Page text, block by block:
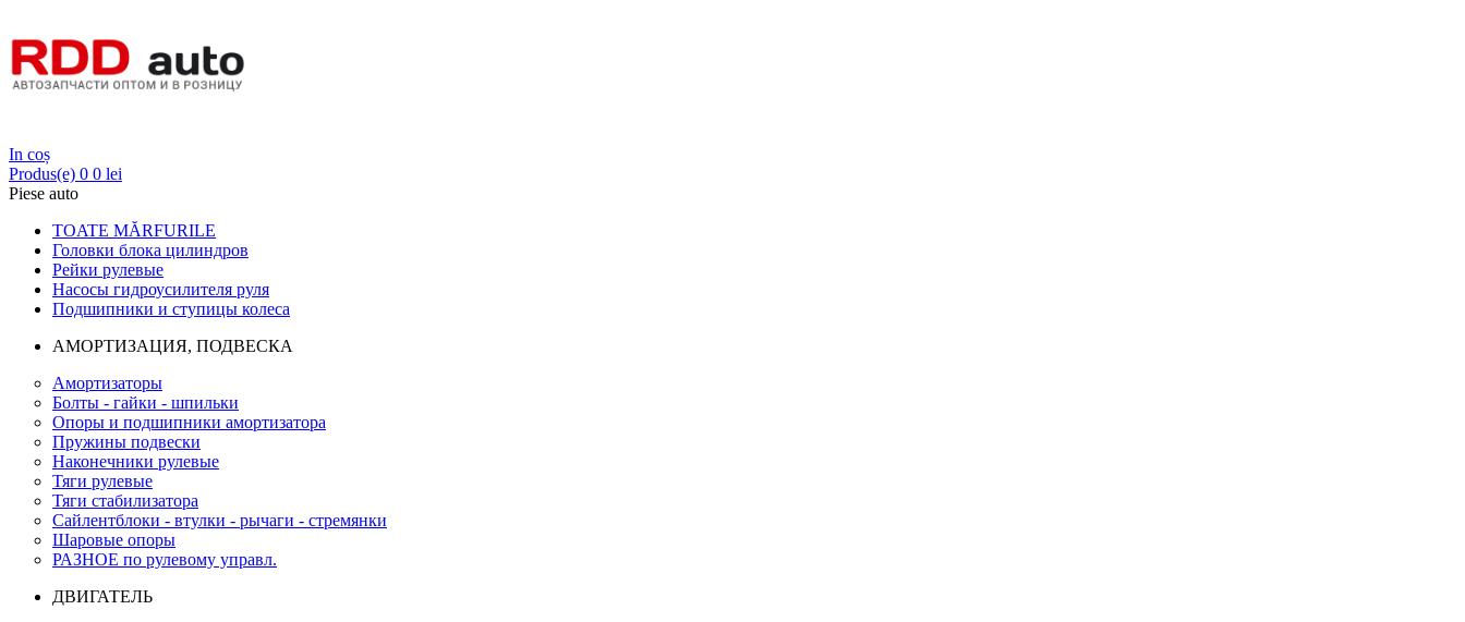
In coș
Produs(e) 0 0 lei
Piese auto
TOATE MĂRFURILE
Головки блока цилиндров
Рейки рулевые
Насосы гидроусилителя руля
Подшипники и ступицы колеса
АМОРТИЗАЦИЯ, ПОДВЕСКА
Амортизаторы
Болты - гайки - шпильки
Опоры и подшипники амортизатора
Пружины подвески
Наконечники рулевые
Тяги рулевые
Тяги стабилизатора
Сайлентблоки - втулки - рычаги - стремянки
Шаровые опоры
РАЗНОЕ по рулевому управл.
ДВИГАТЕЛЬ